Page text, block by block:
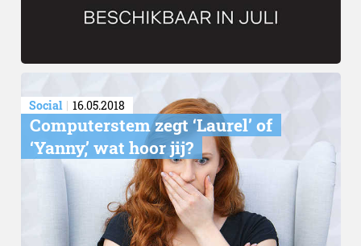
Social 16.05.2018
Computerstem zegt ‘Laurel’ of
‘Yanny,’ wat hoor jij?